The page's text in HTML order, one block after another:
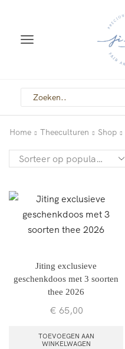
Home Theeculturen Shop
Jiting exclusieve
geschenkdoos met 3 soorten
thee 2026
€ 65,00
TOEVOEGEN AAN
WINKELWAGEN